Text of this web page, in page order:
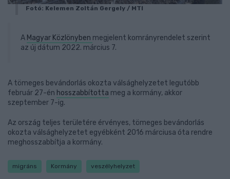
Fotó: Kelemen Zoltán Gergely / MTI
A Magyar Közlönyben megjelent komrányrendelet szerint
az új dátum 2022. március 7.
A tömeges bevándorlás okozta válsághelyzetet legutóbb
február 27-én hosszabbította meg a kormány, akkor
szeptember 7-ig.
Az ország teljes területére érvényes, tömeges bevándorlás
okozta válsághelyzetet egyébként 2016 márciusa óta rendre
meghosszabbítja a kormány.
migráns Kormány veszélyhelyzet